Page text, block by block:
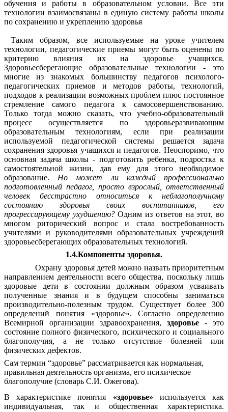
обучения и работы в образовательном условии. Все эти
технологии взаимосвязаны в единую систему работы школы
по сохранению и укреплению здоровья
Таким образом, все используемые на уроке учителем
технологии, педагогические приемы могут быть оценены по
критерию влияния их на здоровье учащихся.
Здоровьесберегающие образовательные технологии - это
многие из знакомых большинству педагогов психолого-
педагогических приемов и методов работы, технологий,
подходов к реализации возможных проблем плюс постоянное
стремление самого педагога к самосовершенствованию.
Только тогда можно сказать, что учебно-образовательный
процесс осуществляется по здоровьеразвивающим
образовательным технологиям, если при реализации
используемой педагогической системы решается задача
сохранения здоровья учащихся и педагогов. Неоспоримо, что
основная задача школы - подготовить ребенка, подростка к
самостоятельной жизни, дав ему для этого необходимое
образование. Но может ли каждый профессионально
подготовленный педагог, просто взрослый, ответственный
человек бесстрастно относиться к неблагополучному
состоянию здоровья своих воспитанников, его
прогрессирующему ухудшению?Одним из ответов на этот, во
многом риторический вопрос и стала востребованность
учителями и руководителями образовательных учреждений
здоровьесберегающих образовательных технологий.
1.4.Компоненты здоровья.
Охрану здоровья детей можно назвать приоритетным
направлением деятельности всего общества, поскольку лишь
здоровые дети в состоянии должным образом усваивать
полученные знания и в будущем способны заниматься
производительно-полезным трудом. Существует более 300
определений понятия «здоровье». Согласно определению
Всемирной организации здравоохранения, здоровье - это
состояние полного физического, психического и социального
благополучия, а не только отсутствие болезней или
физических дефектов.
Сам термин “здоровье” рассматривается как нормальная,
правильная деятельность организма, его психическое
благополучие (словарь С.И. Ожегова).
В характеристике понятия «здоровье» используется как
индивидуальная, так и общественная характеристика.